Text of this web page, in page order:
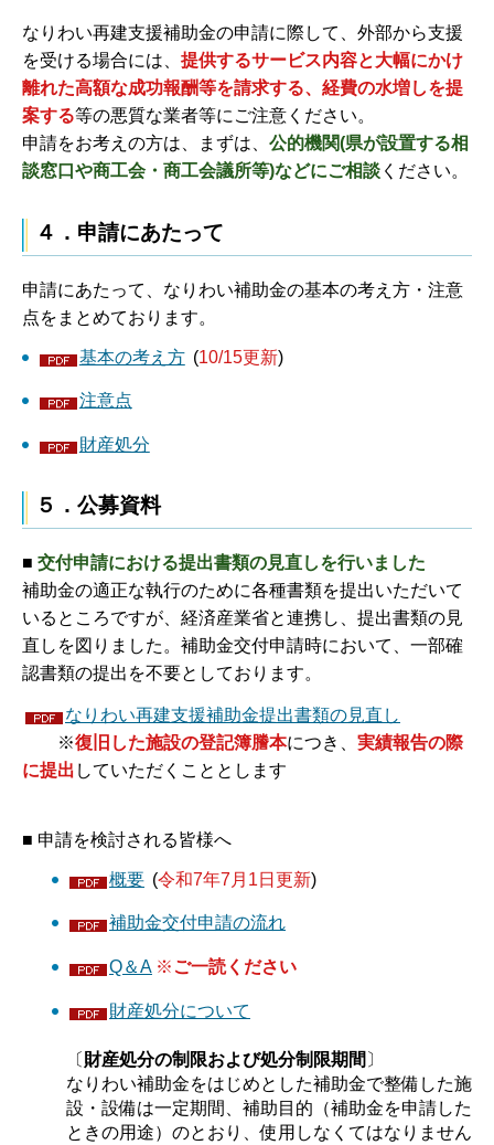
なりわい再建支援補助金の申請に際して、外部から支援
を受ける場合には、 提供するサービス内容と大幅にかけ
離れた高額な成功報酬等を請求する、経費の水増しを提
案する等の悪質な業者等にご注意ください。
申請をお考えの方は、まずは、 公的機関(県が設置する相
談窓口や商工会・商工会議所等)などにご相談 ください。
４．申請にあたって
申請にあたって、なりわい補助金の基本の考え方・注意
点をまとめております。
基本の考え方 (10/15更新)
注意点
財産処分
５． 公募資料
■ 交付申請における提出書類の見直しを行いました
補助金の適正な執行のために各種書類を提出いただいて
いるところですが、経済産業省と連携し、提出書類の見
直しを図りました。補助金交付申請時において、一部確
認書類の提出を不要としております。
なりわい再建支援補助金提出書類の見直し
※復旧した施設の登記簿謄本につき、 実績報告の際
に提出 していただくこととします
■ 申請を検討される皆様へ
概要 (令和7年7月1日更新)
補助金交付申請の流れ
Q＆A ※ご一読ください
財産処分について
〔 財産処分の制限および処分制限期間 〕
なりわい補助金をはじめとした補助金で整備した施
設・設備は一定期間、補助目的（補助金を申請した
ときの用途）のとおり、使用しなくてはなりません